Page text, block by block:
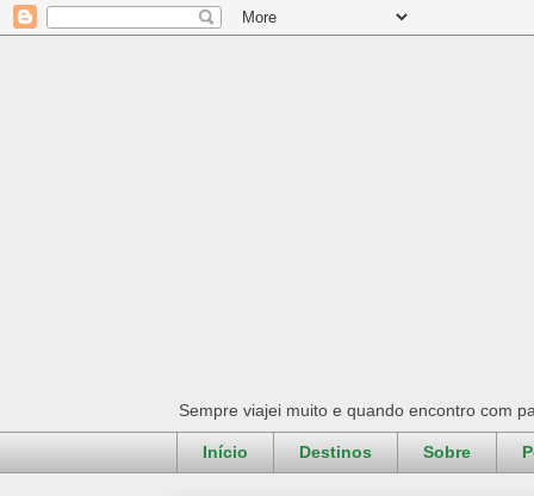
Sempre viajei muito e quando encontro com
Início Destinos Sobre